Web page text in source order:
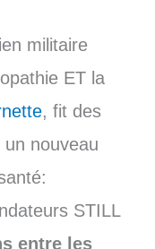
militaire
ET la
, fit des
nouveau
STILL
entre les